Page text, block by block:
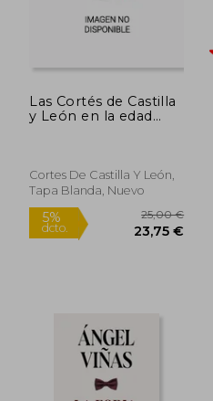
92,57 €
Las Cortés de Castilla
y León en la edad
Cortes De Castilla Y León,
Tapa Blanda, Nuevo